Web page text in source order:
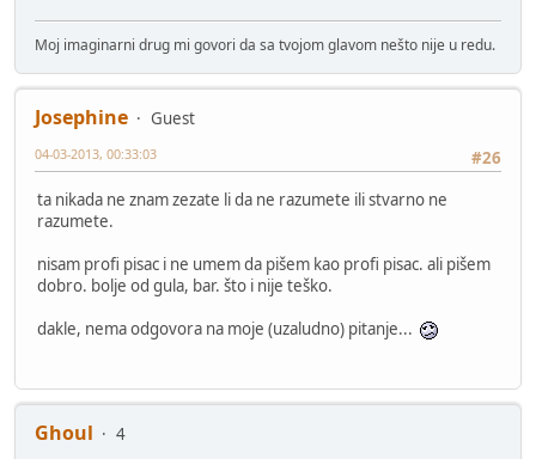
Moj imaginarni drug mi govori da sa tvojom glavom nešto nije u redu.
Josephine
Guest
#26
04-03-2013, 00:33:03
ta nikada ne znam zezate li da ne razumete ili stvarno ne
razumete.
nisam profi pisac i ne umem da pišem kao profi pisac. ali pišem
dobro. bolje od gula, bar. što i nije teško.
dakle, nema odgovora na moje (uzaludno) pitanje...
Ghoul
4